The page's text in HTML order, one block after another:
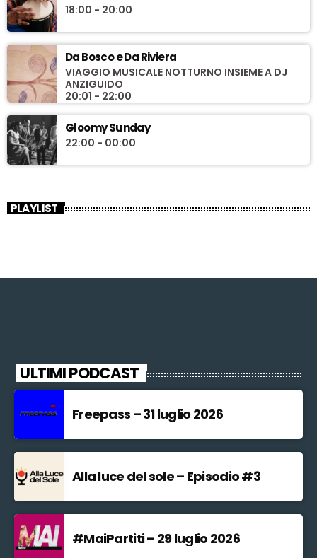
18:00 - 20:00
Da Bosco e Da Riviera
VIAGGIO MUSICALE NOTTURNO INSIEME A DJ
ANZIGUIDO
20:01 - 22:00
Gloomy Sunday
22:00 - 00:00
PLAYLIST
ULTIMI PODCAST
Freepass – 31 luglio 2026
Alla luce del sole – Episodio #3
#MaiPartiti – 29 luglio 2026